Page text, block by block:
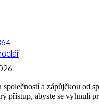
společností a zápůjčkou od
přístup, abyste se vyhnuli